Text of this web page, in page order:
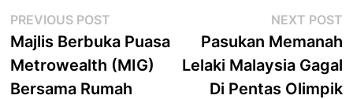
Post
navigation
PREVIOUS POST
post:
Majlis Berbuka Puasa
Metrowealth (MIG)
Bersama Rumah
NEXT POST
Pasukan Memanah
Lelaki Malaysia Gagal
Di Pentas Olimpik